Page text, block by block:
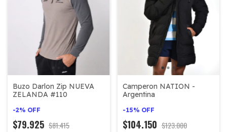
Buzo Darlon Zip NUEVA
ZELANDA #110
-2% OFF
$79.925 $81.415
Camperon NATION -
Argentina
-15% OFF
$104.150 $123.000